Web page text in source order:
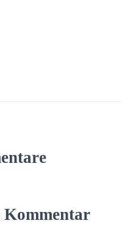
Kommentar